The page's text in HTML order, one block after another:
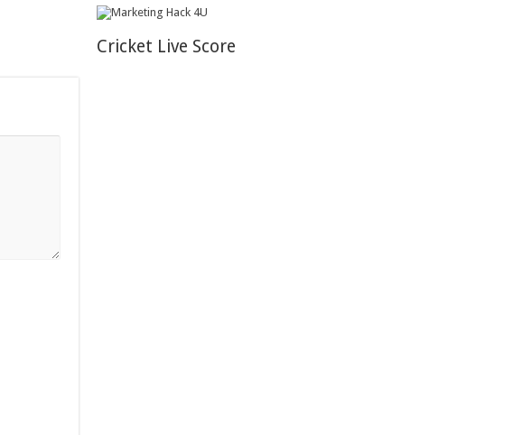
Cricket Live Score